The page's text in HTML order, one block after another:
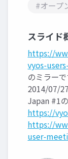
#オープ
スライド
https://
vyos-
のミラーで
2014/07/
Japan #1
https://
https://
user-